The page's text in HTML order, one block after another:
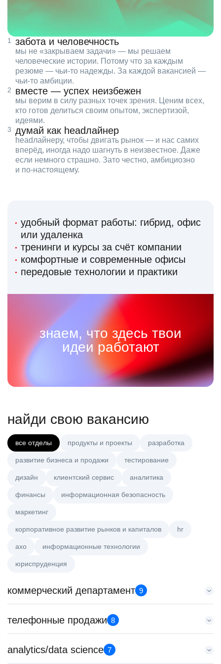
забота и человечность
мы не «закрываем задачи» — мы решаем
человеческие истории. Потому что за каждым
резюме — чьи‑то надежды. За каждой вакансией —
чьи‑то амбиции.
вместе — успех неизбежен
мы верим в силу разных точек зрения. Ценим всех,
кто готов делиться своим опытом, экспертизой,
идеями.
думай как headлайнер
headлайнеру, чтобы двигать рынок — и нас самих
вперёд, иногда надо шагнуть в неизвестное. Даже
если немного страшно. Зато честно, амбициозно
и по‑настоящему.
удобный формат работы: гибрид, офис
или удаленка
тренинги и курсы за счёт компании
комфортные и современные офисы
передовые технологии и практики
знаем, что здесь твои
идеи работают
найди свою вакансию
все отделы продукты и проекты разработка
развитие бизнеса и продажи тестирование
дизайн клиентский сервис аналитика
финансы информационная безопасность
маркетинг
корпоративное развитие рынков и капиталов hr
axo информационные технологии
юриспруденция
коммерческий департамент 9
Старший аналитик клиентской эффективности
HeadHunter::Коммерческий департамент
з/п не указана
телефонные продажи 8
Менеджер по продажам в сегменте среднего и крупного
бизнеса
analytics/data science 7